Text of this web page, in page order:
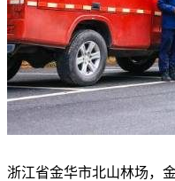
浙江省金华市北山林场，